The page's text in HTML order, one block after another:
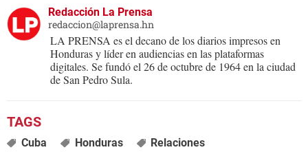
Redacción La Prensa
redaccion@laprensa.hn
LA PRENSA es el decano de los diarios impresos en
Honduras y líder en audiencias en las plataformas
digitales. Se fundó el 26 de octubre de 1964 en la ciudad
de San Pedro Sula.
Cuba Honduras Relaciones